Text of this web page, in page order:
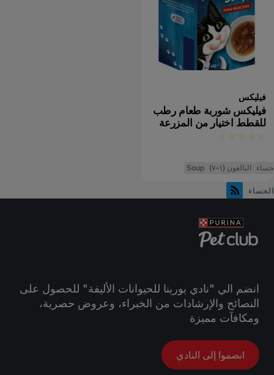
فيليكس
فيليكس شوربة طعام رطب
للقطط اختيار من المزرعة
البالغون (١–٧) Soup
الحساء
انضم الي "نادي بورينا للحيوانات الأليفة" للحصول على
النصائح والإرشادات من الخبراء، وعروض حصرية،
ومكافآت مميزة
انضموا إلى النادي